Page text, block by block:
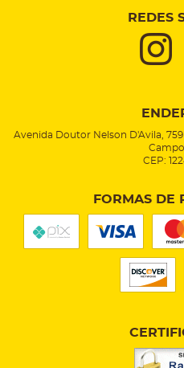
REDES
Avenida Doutor Nelson D'Avila, 759
CEP:
FORMAS DE